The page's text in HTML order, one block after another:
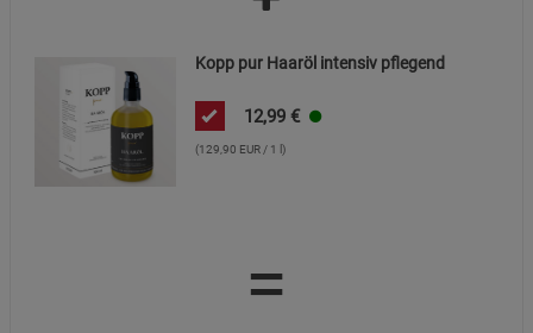
Kopp pur Haaröl intensiv pflegend
12,99 €
(129,90 EUR / 1 l)
=